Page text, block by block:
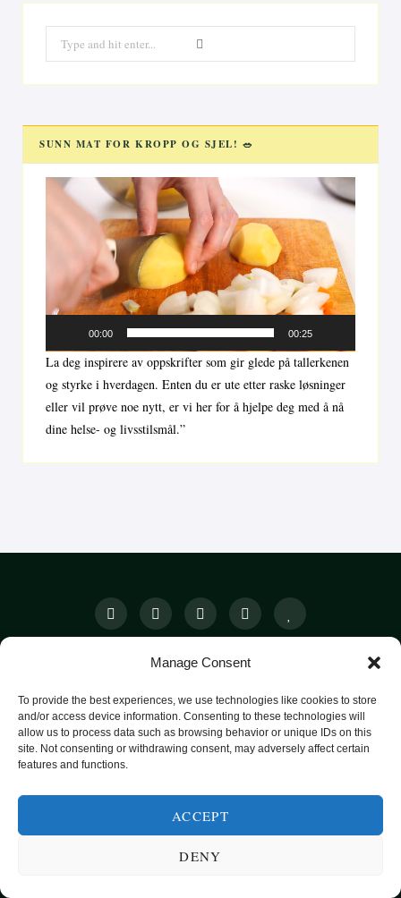
Manage Consent
To provide the best experiences, we use technologies like cookies to store
and/or access device information. Consenting to these technologies will
allow us to process data such as browsing behavior or unique IDs on this
site. Not consenting or withdrawing consent, may adversely affect certain
features and functions.
ACCEPT
DENY
for:
SUNN MAT FOR KROPP OG SJEL! 🥗
Videoavspiller
00:00 00:25
La deg inspirere av oppskrifter som gir glede på tallerkenen
og styrke i hverdagen. Enten du er ute etter raske løsninger
eller vil prøve noe nytt, er vi her for å hjelpe deg med å nå
dine helse- og livsstilsmål.”
SUNN MAT FRA HELE VERDEN
KATEGORIER
POPULÆRE OPPSKRIFTER
FROKOST
SMARTE MATVALG OM